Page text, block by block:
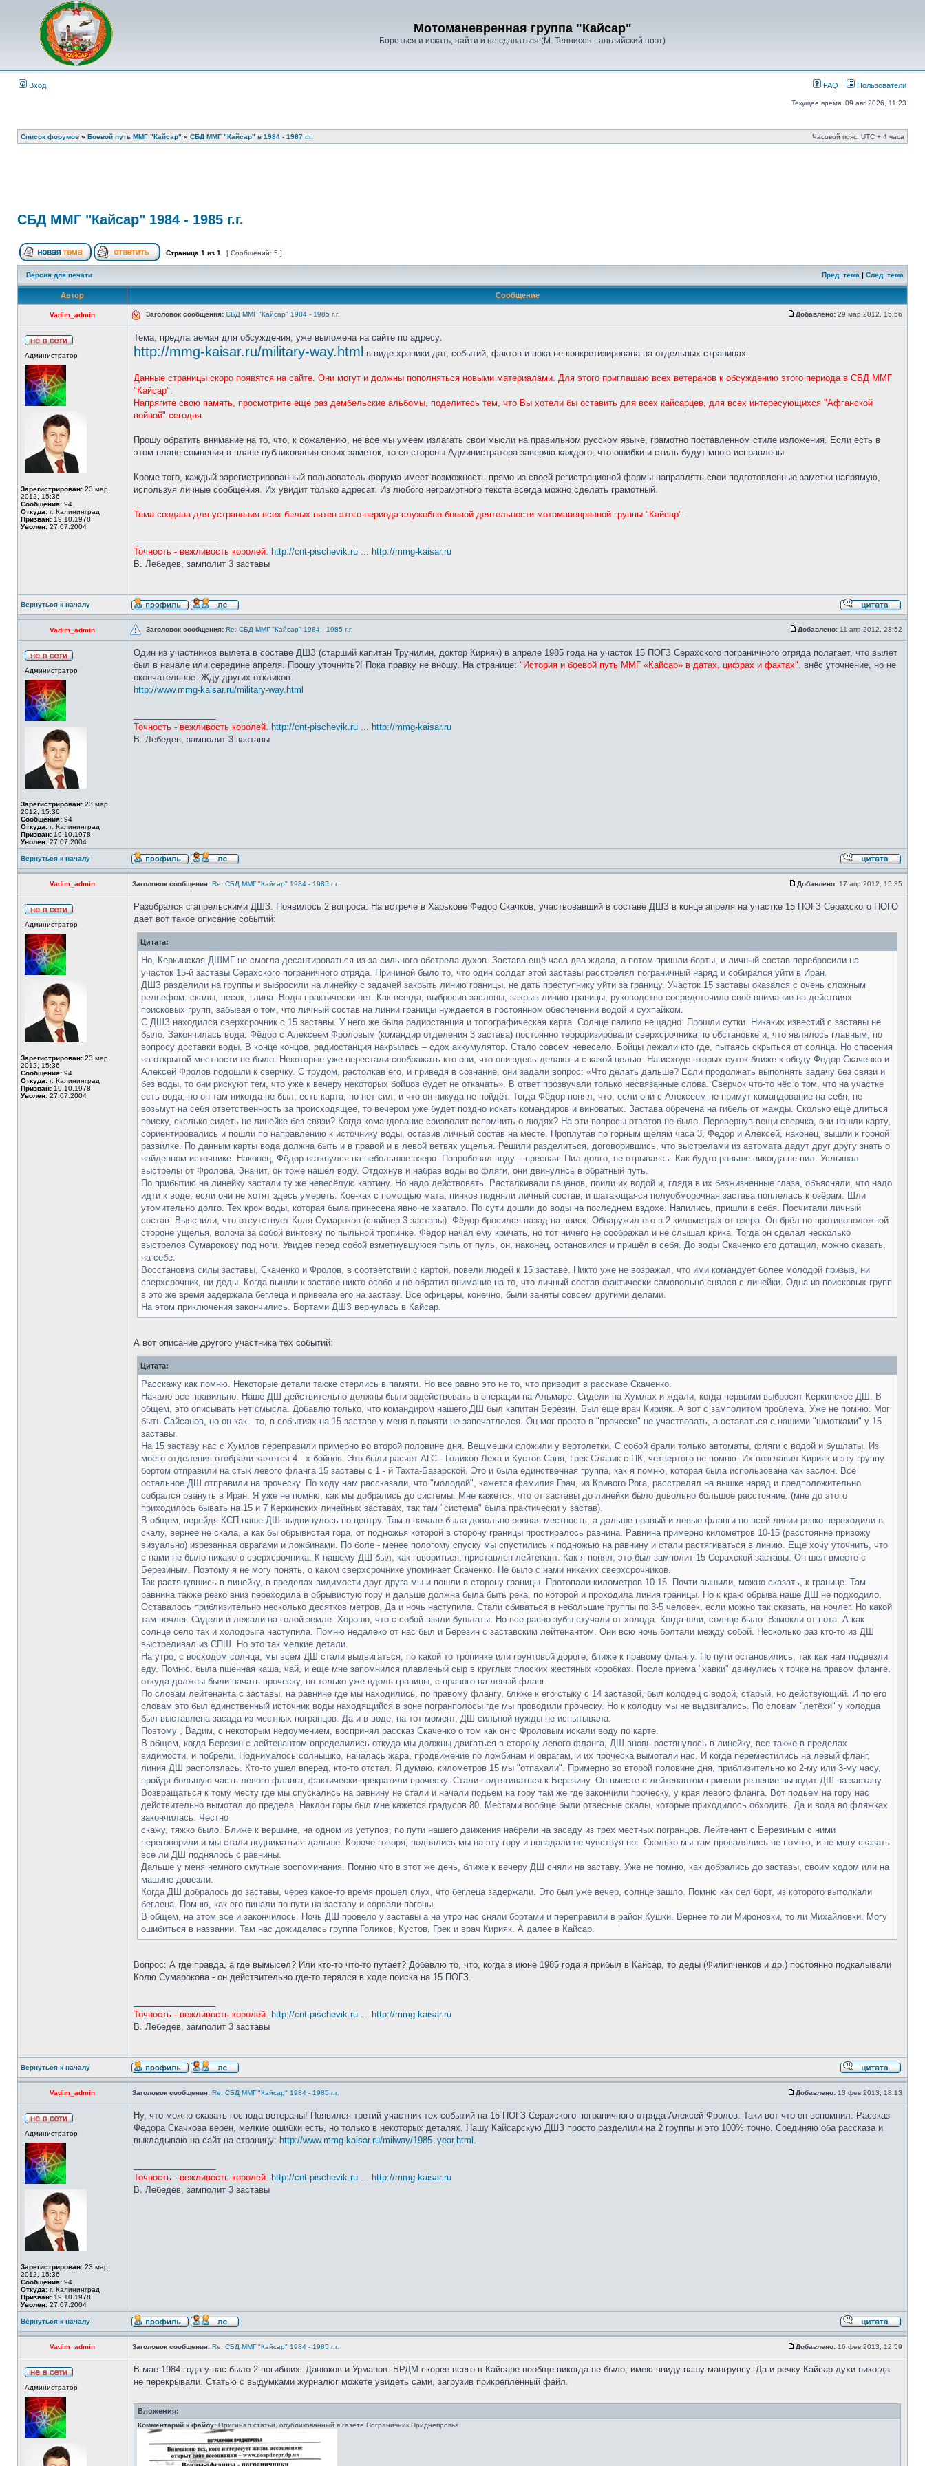
Мотоманевренная группа "Кайсар"
Бороться и искать, найти и не сдаваться (М. Теннисон - английский поэт)
Вход FAQ Пользователи
Текущее время: 09 авг 2026, 11:23
Список форумов » Боевой путь ММГ "Кайсар" » СБД ММГ "Кайсар" в 1984 - 1987 г.г. Часовой пояс: UTC + 4 часа
СБД ММГ "Кайсар" 1984 - 1985 г.г.
Страница 1 из 1 [ Сообщений: 5 ]
Версия для печати Пред. тема | След. тема
Автор Сообщение
Vadim_admin Заголовок сообщения: СБД ММГ "Кайсар" 1984 - 1985 г.г. Добавлено: 29 мар 2012, 15:56
Администратор
Зарегистрирован: 23 мар
2012, 15:36
Сообщения: 94
Откуда: г. Калининград
Призван: 19.10.1978
Уволен: 27.07.2004
Тема, предлагаемая для обсуждения, уже выложена на сайте по адресу:
http://mmg-kaisar.ru/military-way.html в виде хроники дат, событий, фактов и пока не конкретизирована на отдельных страницах.
Данные страницы скоро появятся на сайте. Они могут и должны пополняться новыми материалами. Для этого приглашаю всех ветеранов к обсуждению этого периода в СБД ММГ
"Кайсар".
Напрягите свою память, просмотрите ещё раз дембельские альбомы, поделитесь тем, что Вы хотели бы оставить для всех кайсарцев, для всех интересующихся "Афганской
войной" сегодня.
Прошу обратить внимание на то, что, к сожалению, не все мы умеем излагать свои мысли на правильном русском языке, грамотно поставленном стиле изложения. Если есть в
этом плане сомнения в плане публикования своих заметок, то со стороны Администратора заверяю каждого, что ошибки и стиль будут мною исправлены.
Кроме того, каждый зарегистрированный пользователь форума имеет возможность прямо из своей регистрационой формы направлять свои подготовленные заметки напрямую,
используя личные сообщения. Их увидит только адресат. Из любого неграмотного текста всегда можно сделать грамотный.
Тема создана для устранения всех белых пятен этого периода служебно-боевой деятельности мотоманевренной группы "Кайсар".
Точность - вежливость королей. http://cnt-pischevik.ru ... http://mmg-kaisar.ru
В. Лебедев, замполит 3 заставы
Вернуться к началу
Vadim_admin Заголовок сообщения: Re: СБД ММГ "Кайсар" 1984 - 1985 г.г. Добавлено: 11 апр 2012, 23:52
Администратор
Зарегистрирован: 23 мар
2012, 15:36
Сообщения: 94
Откуда: г. Калининград
Призван: 19.10.1978
Уволен: 27.07.2004
Один из участников вылета в составе ДШЗ (старший капитан Трунилин, доктор Кирияк) в апреле 1985 года на участок 15 ПОГЗ Серахского пограничного отряда полагает, что вылет
был в начале или середине апреля. Прошу уточнить?! Пока правку не вношу. На странице: "История и боевой путь ММГ «Кайсар» в датах, цифрах и фактах". внёс уточнение, но не
окончательное. Жду других откликов.
http://www.mmg-kaisar.ru/military-way.html
Точность - вежливость королей. http://cnt-pischevik.ru ... http://mmg-kaisar.ru
В. Лебедев, замполит 3 заставы
Вернуться к началу
Vadim_admin Заголовок сообщения: Re: СБД ММГ "Кайсар" 1984 - 1985 г.г. Добавлено: 17 апр 2012, 15:35
Администратор
Зарегистрирован: 23 мар
2012, 15:36
Сообщения: 94
Откуда: г. Калининград
Призван: 19.10.1978
Уволен: 27.07.2004
Разобрался с апрельскими ДШЗ. Появилось 2 вопроса. На встрече в Харькове Федор Скачков, участвовавший в составе ДШЗ в конце апреля на участке 15 ПОГЗ Серахского ПОГО
дает вот такое описание событий:
Цитата:
Но, Керкинская ДШМГ не смогла десантироваться из-за сильного обстрела духов. Застава ещё часа два ждала, а потом пришли борты, и личный состав перебросили на
участок 15-й заставы Серахского пограничного отряда. Причиной было то, что один солдат этой заставы расстрелял пограничный наряд и собирался уйти в Иран.
ДШЗ разделили на группы и выбросили на линейку с задачей закрыть линию границы, не дать преступнику уйти за границу. Участок 15 заставы оказался с очень сложным
рельефом: скалы, песок, глина. Воды практически нет. Как всегда, выбросив заслоны, закрыв линию границы, руководство сосредоточило своё внимание на действиях
поисковых групп, забывая о том, что личный состав на линии границы нуждается в постоянном обеспечении водой и сухпайком.
С ДШЗ находился сверхсрочник с 15 заставы. У него же была радиостанция и топографическая карта. Солнце палило нещадно. Прошли сутки. Никаких известий с заставы не
было. Закончилась вода. Фёдор с Алексеем Фроловым (командир отделения 3 застава) постоянно терроризировали сверхсрочника по обстановке и, что являлось главным, по
вопросу доставки воды. В конце концов, радиостанция накрылась – сдох аккумулятор. Стало совсем невесело. Бойцы лежали кто где, пытаясь скрыться от солнца. Но спасения
на открытой местности не было. Некоторые уже перестали соображать кто они, что они здесь делают и с какой целью. На исходе вторых суток ближе к обеду Федор Скаченко и
Алексей Фролов подошли к сверчку. С трудом, растолкав его, и приведя в сознание, они задали вопрос: «Что делать дальше? Если продолжать выполнять задачу без связи и
без воды, то они рискуют тем, что уже к вечеру некоторых бойцов будет не откачать». В ответ прозвучали только несвязанные слова. Сверчок что-то нёс о том, что на участке
есть вода, но он там никогда не был, есть карта, но нет сил, и что он никуда не пойдёт. Тогда Фёдор понял, что, если они с Алексеем не примут командование на себя, не
возьмут на себя ответственность за происходящее, то вечером уже будет поздно искать командиров и виноватых. Застава обречена на гибель от жажды. Сколько ещё длиться
поиску, сколько сидеть не линейке без связи? Когда командование соизволит вспомнить о людях? На эти вопросы ответов не было. Перевернув вещи сверчка, они нашли карту,
сориентировались и пошли по направлению к источнику воды, оставив личный состав на месте. Проплутав по горным щелям часа 3, Федор и Алексей, наконец, вышли к горной
развилке. По данным карты вода должна быть и в правой и в левой ветвях ущелья. Решили разделиться, договорившись, что выстрелами из автомата дадут друг другу знать о
найденном источнике. Наконец, Фёдор наткнулся на небольшое озеро. Попробовал воду – пресная. Пил долго, не отрываясь. Как будто раньше никогда не пил. Услышал
выстрелы от Фролова. Значит, он тоже нашёл воду. Отдохнув и набрав воды во фляги, они двинулись в обратный путь.
По прибытию на линейку застали ту же невесёлую картину. Но надо действовать. Расталкивали пацанов, поили их водой и, глядя в их безжизненные глаза, объясняли, что надо
идти к воде, если они не хотят здесь умереть. Кое-как с помощью мата, пинков подняли личный состав, и шатающаяся полуобморочная застава поплелась к озёрам. Шли
утомительно долго. Тех крох воды, которая была принесена явно не хватало. По сути дошли до воды на последнем вздохе. Напились, пришли в себя. Посчитали личный
состав. Выяснили, что отсутствует Коля Сумароков (снайпер 3 заставы). Фёдор бросился назад на поиск. Обнаружил его в 2 километрах от озера. Он брёл по противоположной
стороне ущелья, волоча за собой винтовку по пыльной тропинке. Фёдор начал ему кричать, но тот ничего не соображал и не слышал крика. Тогда он сделал несколько
выстрелов Сумарокову под ноги. Увидев перед собой взметнувшуюся пыль от пуль, он, наконец, остановился и пришёл в себя. До воды Скаченко его дотащил, можно сказать,
на себе.
Восстановив силы заставы, Скаченко и Фролов, в соответствии с картой, повели людей к 15 заставе. Никто уже не возражал, что ими командует более молодой призыв, ни
сверхсрочник, ни деды. Когда вышли к заставе никто особо и не обратил внимание на то, что личный состав фактически самовольно снялся с линейки. Одна из поисковых групп
в это же время задержала беглеца и привезла его на заставу. Все офицеры, конечно, были заняты совсем другими делами.
На этом приключения закончились. Бортами ДШЗ вернулась в Кайсар.
А вот описание другого участника тех событий:
Цитата:
Расскажу как помню. Некоторые детали также стерлись в памяти. Но все равно это не то, что приводит в рассказе Скаченко.
Начало все правильно. Наше ДШ действительно должны были задействовать в операции на Альмаре. Сидели на Хумлах и ждали, когда первыми выбросят Керкинское ДШ. В
общем, это описывать нет смысла. Добавлю только, что командиром нашего ДШ был капитан Березин. Был еще врач Кирияк. А вот с замполитом проблема. Уже не помню. Мог
быть Сайсанов, но он как - то, в событиях на 15 заставе у меня в памяти не запечатлелся. Он мог просто в "проческе" не участвовать, а оставаться с нашими "шмотками" у 15
заставы.
На 15 заставу нас с Хумлов переправили примерно во второй половине дня. Вещмешки сложили у вертолетки. С собой брали только автоматы, фляги с водой и бушлаты. Из
моего отделения отобрали кажется 4 - х бойцов. Это были расчет АГС - Голиков Леха и Кустов Саня, Грек Славик с ПК, четвертого не помню. Их возглавил Кирияк и эту группу
бортом отправили на стык левого фланга 15 заставы с 1 - й Тахта-Базарской. Это и была единственная группа, как я помню, которая была использована как заслон. Всё
остальное ДШ отправили на проческу. По ходу нам рассказали, что "молодой", кажется фамилия Грач, из Кривого Рога, расстрелял на вышке наряд и предположительно
собрался рвануть в Иран. Я уже не помню, как мы добрались до системы. Мне кажется, что от заставы до линейки было довольно большое расстояние. (мне до этого
приходилось бывать на 15 и 7 Керкинских линейных заставах, так там "система" была практически у застав).
В общем, перейдя КСП наше ДШ выдвинулось по центру. Там в начале была довольно ровная местность, а дальше правый и левые фланги по всей линии резко переходили в
скалу, вернее не скала, а как бы обрывистая гора, от подножья которой в сторону границы простиралось равнина. Равнина примерно километров 10-15 (расстояние привожу
визуально) изрезанная оврагами и ложбинами. По боле - менее пологому спуску мы спустились к подножью на равнину и стали растягиваться в линию. Еще хочу уточнить, что
с нами не было никакого сверхсрочника. К нашему ДШ был, как говориться, приставлен лейтенант. Как я понял, это был замполит 15 Серахской заставы. Он шел вместе с
Березиным. Поэтому я не могу понять, о каком сверхсрочнике упоминает Скаченко. Не было с нами никаких сверхсрочников.
Так растянувшись в линейку, в пределах видимости друг друга мы и пошли в сторону границы. Протопали километров 10-15. Почти вышили, можно сказать, к границе. Там
равнина также резко вниз переходила в обрывистую гору и дальше должна была быть река, по которой и проходила линия границы. Но к краю обрыва наше ДШ не подходило.
Оставалось приблизительно несколько десятков метров. Да и ночь наступила. Стали сбиваться в небольшие группы по 3-5 человек, если можно так сказать, на ночлег. Но какой
там ночлег. Сидели и лежали на голой земле. Хорошо, что с собой взяли бушлаты. Но все равно зубы стучали от холода. Когда шли, солнце было. Взмокли от пота. А как
солнце село так и холодрыга наступила. Помню недалеко от нас был и Березин с заставским лейтенантом. Они всю ночь болтали между собой. Несколько раз кто-то из ДШ
выстреливал из СПШ. Но это так мелкие детали.
На утро, с восходом солнца, мы всем ДШ стали выдвигаться, по какой то тропинке или грунтовой дороге, ближе к правому флангу. По пути остановились, так как нам подвезли
еду. Помню, была пшённая каша, чай, и еще мне запомнился плавленый сыр в круглых плоских жестяных коробках. После приема "хавки" двинулись к точке на правом фланге,
откуда должны были начать проческу, но только уже вдоль границы, с правого на левый фланг.
По словам лейтенанта с заставы, на равнине где мы находились, по правому флангу, ближе к его стыку с 14 заставой, был колодец с водой, старый, но действующий. И по его
словам это был единственный источник воды находящийся в зоне погранполосы где мы проводили проческу. Но к колодцу мы не выдвигались. По словам "летёхи" у колодца
был выставлена засада из местных погранцов. Да и в воде, на тот момент, ДШ сильной нужды не испытывала.
Поэтому , Вадим, с некоторым недоумением, воспринял рассказ Скаченко о том как он с Фроловым искали воду по карте.
В общем, когда Березин с лейтенантом определились откуда мы должны двигаться в сторону левого фланга, ДШ вновь растянулось в линейку, все также в пределах
видимости, и побрели. Поднималось солнышко, началась жара, продвижение по ложбинам и оврагам, и их проческа вымотали нас. И когда переместились на левый фланг,
линия ДШ расползлась. Кто-то ушел вперед, кто-то отстал. Я думаю, километров 15 мы "отпахали". Примерно во второй половине дня, приблизительно ко 2-му или 3-му часу,
пройдя большую часть левого фланга, фактически прекратили проческу. Стали подтягиваться к Березину. Он вместе с лейтенантом приняли решение выводит ДШ на заставу.
Возвращаться к тому месту где мы спускались на равнину не стали и начали подьем на гору там же где закончили проческу, у края левого фланга. Вот подьем на гору нас
действительно вымотал до предела. Наклон горы был мне кажется градусов 80. Местами вообще были отвесные скалы, которые приходилось обходить. Да и вода во фляжках
закончилась. Честно
скажу, тяжко было. Ближе к вершине, на одном из уступов, по пути нашего движения набрели на засаду из трех местных погранцов. Лейтенант с Березиным с ними
переговорили и мы стали подниматься дальше. Короче говоря, поднялись мы на эту гору и попадали не чувствуя ног. Сколько мы там провалялись не помню, и не могу сказать
все ли ДШ поднялось с равнины.
Дальше у меня немного смутные воспоминания. Помню что в этот же день, ближе к вечеру ДШ сняли на заставу. Уже не помню, как добрались до заставы, своим ходом или на
машине довезли.
Когда ДШ добралось до заставы, через какое-то время прошел слух, что беглеца задержали. Это был уже вечер, солнце зашло. Помню как сел борт, из которого вытолкали
беглеца. Помню, как его пинали по пути на заставу и сорвали погоны.
В общем, на этом все и закончилось. Ночь ДШ провело у заставы а на утро нас сняли бортами и переправили в район Кушки. Вернее то ли Мироновки, то ли Михайловки. Могу
ошибиться в названии. Там нас дожидалась группа Голиков, Кустов, Грек и врач Кирияк. А далее в Кайсар.
Вопрос: А где правда, а где вымысел? Или кто-то что-то путает? Добавлю то, что, когда в июне 1985 года я прибыл в Кайсар, то деды (Филипченков и др.) постоянно подкалывали
Колю Сумарокова - он действительно где-то терялся в ходе поиска на 15 ПОГЗ.
Точность - вежливость королей. http://cnt-pischevik.ru ... http://mmg-kaisar.ru
В. Лебедев, замполит 3 заставы
Вернуться к началу
Vadim_admin Заголовок сообщения: Re: СБД ММГ "Кайсар" 1984 - 1985 г.г. Добавлено: 13 фев 2013, 18:13
Администратор
Зарегистрирован: 23 мар
2012, 15:36
Сообщения: 94
Откуда: г. Калининград
Призван: 19.10.1978
Уволен: 27.07.2004
Ну, что можно сказать господа-ветераны! Появился третий участник тех событий на 15 ПОГЗ Серахского пограничного отряда Алексей Фролов. Таки вот что он вспомнил. Рассказ
Фёдора Скачкова верен, мелкие ошибки есть, но только в некоторых деталях. Нашу Кайсарскую ДШЗ просто разделили на 2 группы и это 100% точно. Соединяю оба рассказа и
выкладываю на сайт на страницу: http://www.mmg-kaisar.ru/milway/1985_year.html .
Точность - вежливость королей. http://cnt-pischevik.ru ... http://mmg-kaisar.ru
В. Лебедев, замполит 3 заставы
Вернуться к началу
Vadim_admin Заголовок сообщения: Re: СБД ММГ "Кайсар" 1984 - 1985 г.г. Добавлено: 16 фев 2013, 12:59
Администратор
В мае 1984 года у нас было 2 погибших: Данюков и Урманов. БРДМ скорее всего в Кайсаре вообще никогда не было, имею ввиду нашу мангруппу. Да и речку Кайсар духи никогда
не перекрывали. Статью с выдумками журналюг можете увидеть сами, загрузив прикреплённый файл.
Вложения:
Комментарий к файлу: Оригинал статьи, опубликованный в газете Пограничник Приднепровья